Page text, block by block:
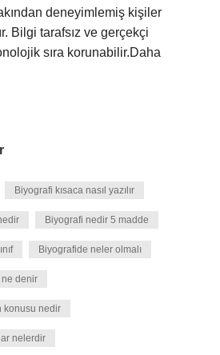
deneyimlemiş kişiler
Bilgi tarafsız ve gerçekçi
sıra korunabilir.Daha
Biyografi kısaca nasıl yazılır
Biyografi nedir 5 madde
Biyografide neler olmalı
ne denir
konusu nedir
nelerdir